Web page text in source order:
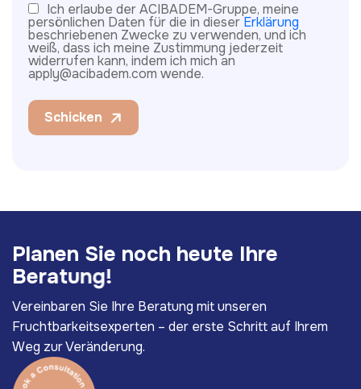
Ich erlaube der ACIBADEM-Gruppe, meine
persönlichen Daten für die in dieser Erklärung
beschriebenen Zwecke zu verwenden, und ich
weiß, dass ich meine Zustimmung jederzeit
widerrufen kann, indem ich mich an
apply@acibadem.com wende.
Schicken
Planen Sie noch heute Ihre
Beratung!
Vereinbaren Sie Ihre Beratung mit unseren
Fruchtbarkeitsexperten – der erste Schritt auf Ihrem
Weg zur Veränderung.